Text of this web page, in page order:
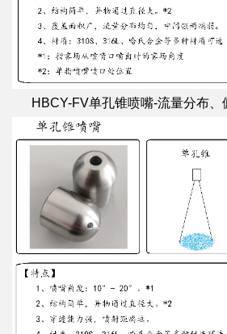
HBCY-FV单孔锥喷嘴-流量分布、